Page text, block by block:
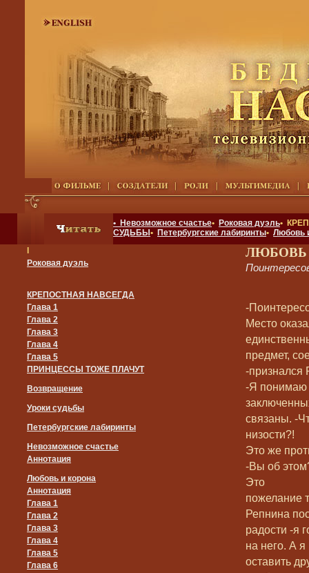
• Невозможное счастье• Роковая дуэль•
СУДЬБЫ • Петербургские лабиринты• Любовь
Роковая дуэль
КРЕПОСТНАЯ НАВСЕГДА
Глава 1
Глава 2
Глава 3
Глава 4
Глава 5
ПРИНЦЕССЫ ТОЖЕ ПЛАЧУТ
Возвращение
Уроки судьбы
Петербургские лабиринты
Невозможное счастье
Аннотация
Любовь и корона
Аннотация
Глава 1
Глава 2
Глава 3
Глава 4
Глава 5
Глава 6
ЛЮБОВЬ
-
Место
предмет,
-признался
-Я понимаю
связаны. -
низости?!
Это же
-Вы об
Это
пожелание
Репнина
радости -я
на него. А я
оставить